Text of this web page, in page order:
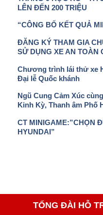
LÊN ĐẾN 200 TRIỆU
“CÔNG BỐ KẾT QUẢ
ĐĂNG KÝ THAM GIA
SỬ DỤNG XE AN TOÀN
Chương trình lái thử xe
Đại lễ Quốc khánh
Ngũ Cung Cảm Xúc
Kinh Kỳ, Thanh âm Phố
CT MINIGAME:”CHỌN
HYUNDAI”
TỔNG ĐÀI HỖ